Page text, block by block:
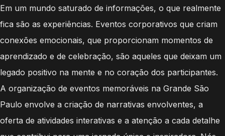
Em um mundo saturado de informações, o que realmente
fica são as experiências. Eventos corporativos que criam
conexões emocionais, que proporcionam momentos de
aprendizado e de celebração, são aqueles que deixam um
legado positivo na mente e no coração dos participantes.
A organização de eventos memoráveis na Grande São
Paulo envolve a criação de narrativas envolventes, a
oferta de atividades interativas e a atenção a cada detalhe